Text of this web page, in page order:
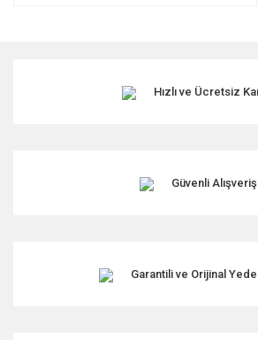
Hızlı ve Ücretsiz
Güvenli Alışveriş
Garantili ve Orijinal